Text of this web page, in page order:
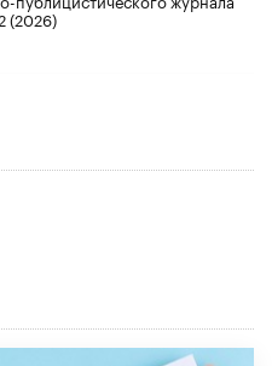
(2026)